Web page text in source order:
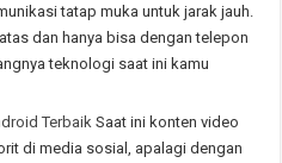
tatap muka untuk jarak jauh.
dan hanya bisa dengan telepon
teknologi saat ini kamu
Terbaik Saat ini konten video
di media sosial, apalagi dengan